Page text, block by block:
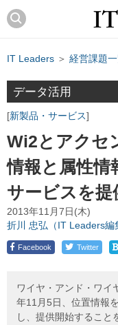
IT Leaders ＞ 経営課題
データ活用
新製品・サービス
Wi2とアクセ
情報と属性情
サービスを提
2013年11月7日(木)
折川 忠弘（IT Leaders編
Facebook Twitter
ワイヤ・アンド・ワイ
年11月5日、位置情報
し、提供開始すること